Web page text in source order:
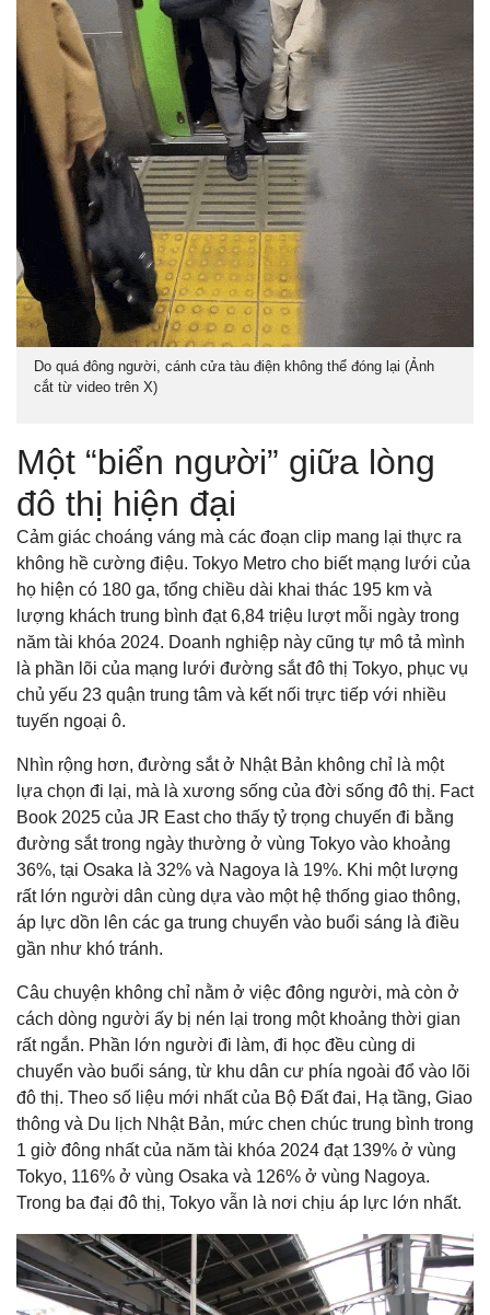
Do quá đông người, cánh cửa tàu điện không thể đóng lại (Ảnh
cắt từ video trên X)
Một “biển người” giữa lòng
đô thị hiện đại
Cảm giác choáng váng mà các đoạn clip mang lại thực ra
không hề cường điệu. Tokyo Metro cho biết mạng lưới của
họ hiện có 180 ga, tổng chiều dài khai thác 195 km và
lượng khách trung bình đạt 6,84 triệu lượt mỗi ngày trong
năm tài khóa 2024. Doanh nghiệp này cũng tự mô tả mình
là phần lõi của mạng lưới đường sắt đô thị Tokyo, phục vụ
chủ yếu 23 quận trung tâm và kết nối trực tiếp với nhiều
tuyến ngoại ô.
Nhìn rộng hơn, đường sắt ở Nhật Bản không chỉ là một
lựa chọn đi lại, mà là xương sống của đời sống đô thị. Fact
Book 2025 của JR East cho thấy tỷ trọng chuyến đi bằng
đường sắt trong ngày thường ở vùng Tokyo vào khoảng
36%, tại Osaka là 32% và Nagoya là 19%. Khi một lượng
rất lớn người dân cùng dựa vào một hệ thống giao thông,
áp lực dồn lên các ga trung chuyển vào buổi sáng là điều
gần như khó tránh.
Câu chuyện không chỉ nằm ở việc đông người, mà còn ở
cách dòng người ấy bị nén lại trong một khoảng thời gian
rất ngắn. Phần lớn người đi làm, đi học đều cùng di
chuyển vào buổi sáng, từ khu dân cư phía ngoài đổ vào lõi
đô thị. Theo số liệu mới nhất của Bộ Đất đai, Hạ tầng, Giao
thông và Du lịch Nhật Bản, mức chen chúc trung bình trong
1 giờ đông nhất của năm tài khóa 2024 đạt 139% ở vùng
Tokyo, 116% ở vùng Osaka và 126% ở vùng Nagoya.
Trong ba đại đô thị, Tokyo vẫn là nơi chịu áp lực lớn nhất.